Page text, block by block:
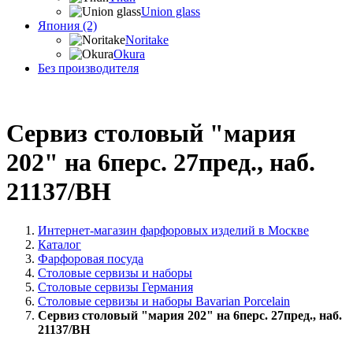
Union glass
Япония (2)
Noritake
Okura
Без производителя
Сервиз столовый "мария
202" на 6перс. 27пред., наб.
21137/BH
Интернет-магазин фарфоровых изделий в Москве
Каталог
Фарфоровая посуда
Столовые сервизы и наборы
Столовые сервизы Германия
Столовые сервизы и наборы Bavarian Porcelain
Сервиз столовый "мария 202" на 6перс. 27пред., наб.
21137/BH